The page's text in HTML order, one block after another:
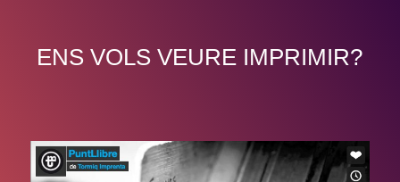
ENS VOLS VEURE IMPRIMIR?